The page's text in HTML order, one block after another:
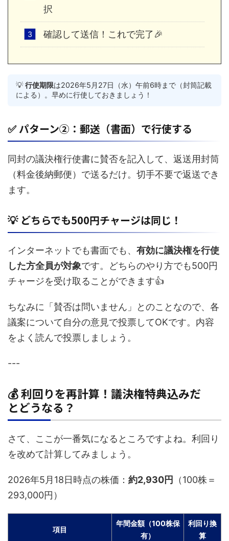
択
確認して送信！これで完了🎉
💡行使期限は2026年5月27日（水）午前6時まで（封筒記載
による）。早めに行使しておきましょう！
✅ パターン②：郵送（書面）で行使する
同封の議決権行使書に賛否を記入して、返送用封筒
（料金後納郵便）で送るだけ。切手不要で返送でき
ます。
💡 どちらでも500円チャージは同じ！
インターネットでも書面でも、 有効に議決権を行使
した方全員が対象です。どちらのやり方でも500円
チャージを受け取ることができます👍
ちなみに「賛否は問いません」とのことなので、各
議案について自分の意見で投票してOKです。内容
をよく読んで投票しましょう。
---
💰 利回りを再計算！議決権特典込みだ
とどうなる？
さて、ここが一番気になるところですよね。利回り
を改めて計算してみましょう。
2026年5月18日時点の株価： 約2,930円
（100株＝
293,000円）
項目
年間金額（100株保
有）
利回り換
算